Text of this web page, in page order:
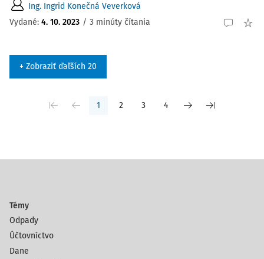
Ing. Ingrid Konečná Veverková
Vydané: 4. 10. 2023 / 3 minúty čítania
+ Zobraziť ďaľších 20
1 2 3 4
Témy
Odpady
Účtovníctvo
Dane